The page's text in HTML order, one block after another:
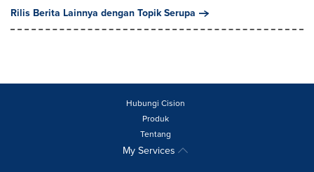
Rilis Berita Lainnya dengan Topik Serupa
Hubungi Cision
Produk
Tentang
My Services